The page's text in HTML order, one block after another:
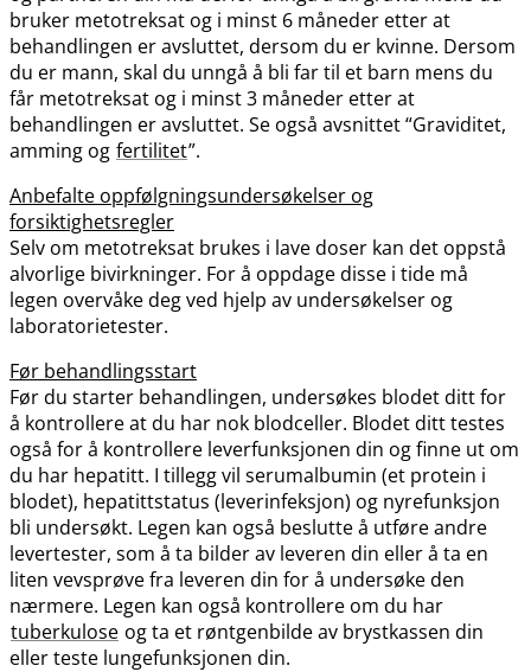
bruker metotreksat og i minst 6 måneder etter at
behandlingen er avsluttet, dersom du er kvinne. Dersom
du er mann, skal du unngå å bli far til et barn mens du
får metotreksat og i minst 3 måneder etter at
behandlingen er avsluttet. Se også avsnittet “Graviditet,
amming og fertilitet”.
Anbefalte oppfølgningsundersøkelser og
forsiktighetsregler
Selv om metotreksat brukes i lave doser kan det oppstå
alvorlige bivirkninger. For å oppdage disse i tide må
legen overvåke deg ved hjelp av undersøkelser og
laboratorietester.
Før behandlingsstart
Før du starter behandlingen, undersøkes blodet ditt for
å kontrollere at du har nok blodceller. Blodet ditt testes
også for å kontrollere leverfunksjonen din og finne ut om
du har hepatitt. I tillegg vil serumalbumin (et protein i
blodet), hepatittstatus (leverinfeksjon) og nyrefunksjon
bli undersøkt. Legen kan også beslutte å utføre andre
levertester, som å ta bilder av leveren din eller å ta en
liten vevsprøve fra leveren din for å undersøke den
nærmere. Legen kan også kontrollere om du har
tuberkulose og ta et røntgenbilde av brystkassen din
eller teste lungefunksjonen din.